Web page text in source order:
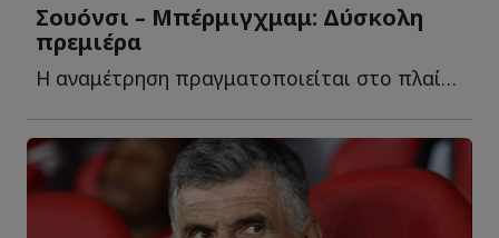
Σουόνσι – Μπέρμιγχμαμ: Δύσκολη
πρεμιέρα
Η αναμέτρηση πραγματοποιείται στο πλαίσιο του EFL Cup κ...